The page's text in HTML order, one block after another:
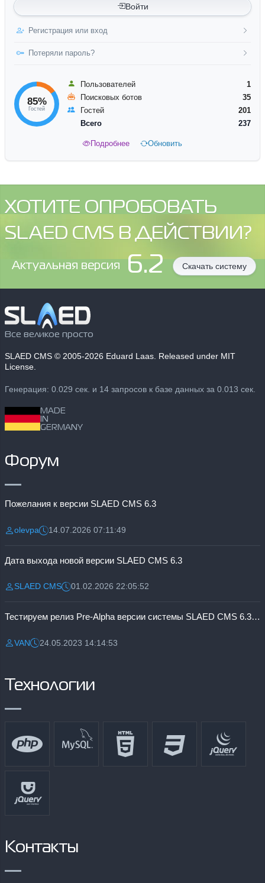
Войти
Регистрация или вход
Потеряли пароль?
85%
Гостей
Пользователей
1
Поисковых ботов
35
Гостей
201
Всего
237
Подробнее Обновить
ХОТИТЕ ОПРОБОВАТЬ
SLAED CMS В ДЕЙСТВИИ?
Aктуальная версия 6.2 Скачать систему
Все великое просто
SLAED CMS © 2005-2026 Eduard Laas. Released under MIT
License.
Генерация: 0.029 сек. и 14 запросов к базе данных за 0.013 сек.
MADE
IN
GERMANY
Форум
Пожелания к версии SLAED CMS 6.3
Разместил:
olevpaДата:14.07.2026 07:11:49
Дата выхода новой версии SLAED CMS 6.3
Разместил:
SLAED CMSДата:01.02.2026 22:05:52
Тестируем релиз Pre-Alpha версии системы SLAED CMS 6.3 Pro
Разместил:
VANДата:24.05.2023 14:14:53
Технологии
Контакты